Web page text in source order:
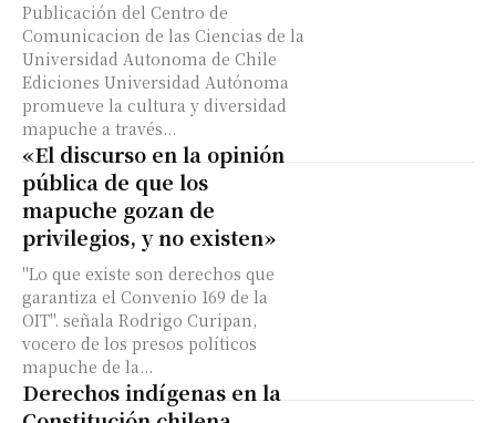
Publicación del Centro de
Comunicacion de las Ciencias de la
Universidad Autonoma de Chile
Ediciones Universidad Autónoma
promueve la cultura y diversidad
mapuche a través...
«El discurso en la opinión
pública de que los
mapuche gozan de
privilegios, y no existen»
"Lo que existe son derechos que
garantiza el Convenio 169 de la
OIT". señala Rodrigo Curipan,
vocero de los presos políticos
mapuche de la...
Derechos indígenas en la